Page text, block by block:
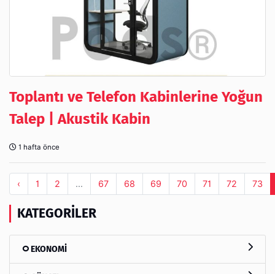
Toplantı ve Telefon Kabinlerine Yoğun
Talep | Akustik Kabin
1 hafta önce
‹ 1 2 ... 67 68 69 70 71 72 73
KATEGORILER
EKONOMİ